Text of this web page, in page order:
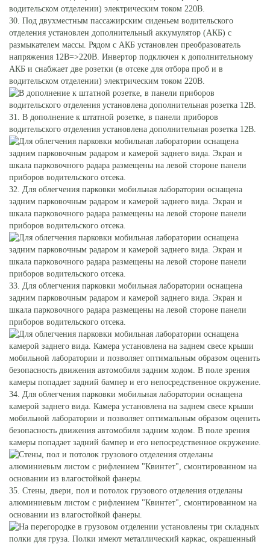
30. Под двухместным пассажирским сиденьем водительского
отделения установлен дополнительный аккумулятор (АКБ) с
размыкателем массы. Рядом с АКБ установлен преобразователь
напряжения 12В=>220В. Инвертор подключен к дополнительному
АКБ и снабжает две розетки (в отсеке для отбора проб и в
водительском отделении) электрическим током 220В.
31. В дополнение к штатной розетке, в панели приборов
водительского отделения установлена дополнительная розетка 12В.
32. Для облегчения парковки мобильная лаборатории оснащена
задним парковочным радаром и камерой заднего вида. Экран и
шкала парковочного радара размещены на левой стороне панели
приборов водительского отсека.
33. Для облегчения парковки мобильная лаборатории оснащена
задним парковочным радаром и камерой заднего вида. Экран и
шкала парковочного радара размещены на левой стороне панели
приборов водительского отсека.
34. Для облегчения парковки мобильная лаборатории оснащена
камерой заднего вида. Камера установлена на заднем свесе крыши
мобильной лаборатории и позволяет оптимальным образом оценить
безопасность движения автомобиля задним ходом. В поле зрения
камеры попадает задний бампер и его непосредственное окружение.
35. Стены, двери, пол и потолок грузового отделения отделаны
алюминиевым листом с рифлением "Квинтет", смонтированном на
основании из влагостойкой фанеры.